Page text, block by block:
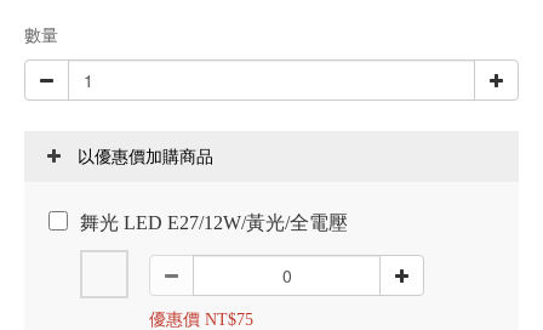
數量
以優惠價加購商品
舞光 LED E27/12W/黃光/全電壓
優惠價 NT$75